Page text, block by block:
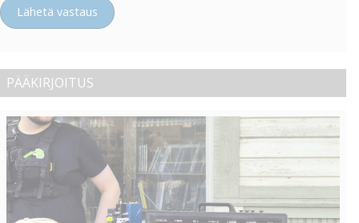
Lähetä vastaus
PÄÄKIRJOITUS